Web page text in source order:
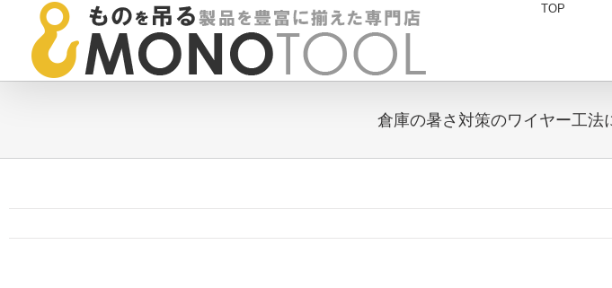
content
TOP
倉庫の暑さ対策のワイヤー工法